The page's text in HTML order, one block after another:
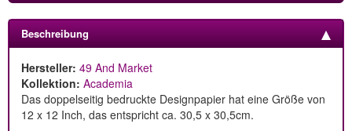
Beschreibung
Hersteller: 49 And Market
Kollektion: Academia
Das doppelseitig bedruckte Designpapier hat eine Größe von
12 x 12 Inch, das entspricht ca. 30,5 x 30,5cm.